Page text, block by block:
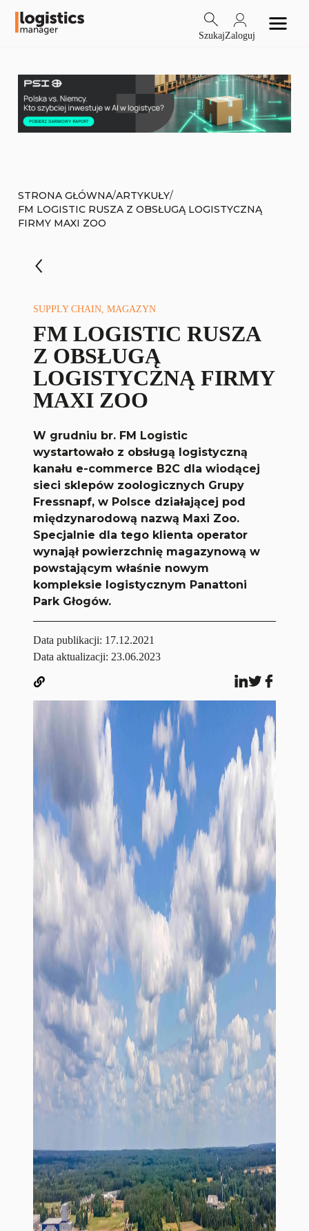
SzukajZaloguj
STRONA GŁÓWNA/ARTYKUŁY/
FM LOGISTIC RUSZA Z OBSŁUGĄ LOGISTYCZNĄ
FIRMY MAXI ZOO
SUPPLY CHAIN, MAGAZYN
FM LOGISTIC RUSZA
Z OBSŁUGĄ
LOGISTYCZNĄ FIRMY
MAXI ZOO
W grudniu br. FM Logistic
wystartowało z obsługą logistyczną
kanału e-commerce B2C dla wiodącej
sieci sklepów zoologicznych Grupy
Fressnapf, w Polsce działającej pod
międzynarodową nazwą Maxi Zoo.
Specjalnie dla tego klienta operator
wynajął powierzchnię magazynową w
powstającym właśnie nowym
kompleksie logistycznym Panattoni
Park Głogów.
Data publikacji: 17.12.2021
Data aktualizacji: 23.06.2023